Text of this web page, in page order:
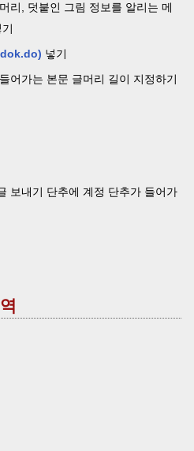
리, 덧붙인 그림 정보를 알리는 메
넣기
어가는 본문 글머리 길이 지정하기
보내기 단추에 계정 단추가 들어가